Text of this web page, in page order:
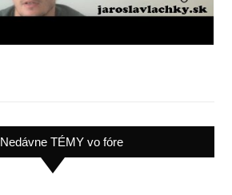
Nedávne TÉMY vo fóre